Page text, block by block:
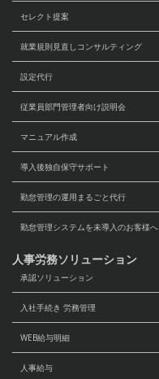
セレクト提案
就業規則見直しコンサルティング
設定代行
従業員部門管理者向け説明会
マニュアル作成
導入後独自保守サポート
勤怠管理の運用まるごと代行
勤怠管理システムを未導入のお客様へ
人事労務ソリューション
承認ソリューション
入社手続き 労務管理
WEB給与明細
人事給与